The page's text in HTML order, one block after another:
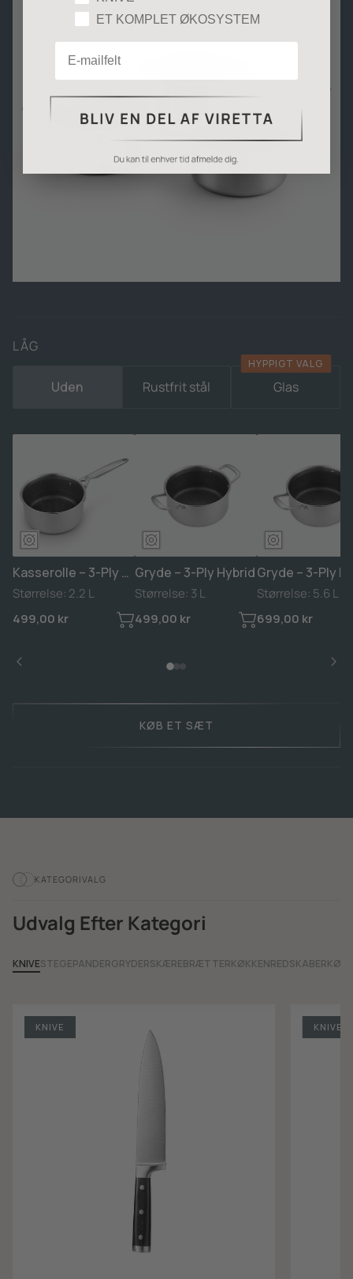
LÅG
Uden Rustfrit stål Glas
HYPPIGT VALG
Kasserolle – 3-Ply Hybrid
Størrelse: 2.2 L
499,00 kr
Gryde – 3-Ply Hybrid
Størrelse: 3 L
499,00 kr
Gryde – 3-Ply
Størrelse: 5.6 L
699,00 kr
KØB ET SÆT
KATEGORIVALG
Udvalg Efter Kategori
KNIVESTEGEPANDERGRYDERSKÆREBRÆTTERKØKKENREDSKABER
KNIVE KNIVE
ET KOMPLET ØKOSYSTEM
Email